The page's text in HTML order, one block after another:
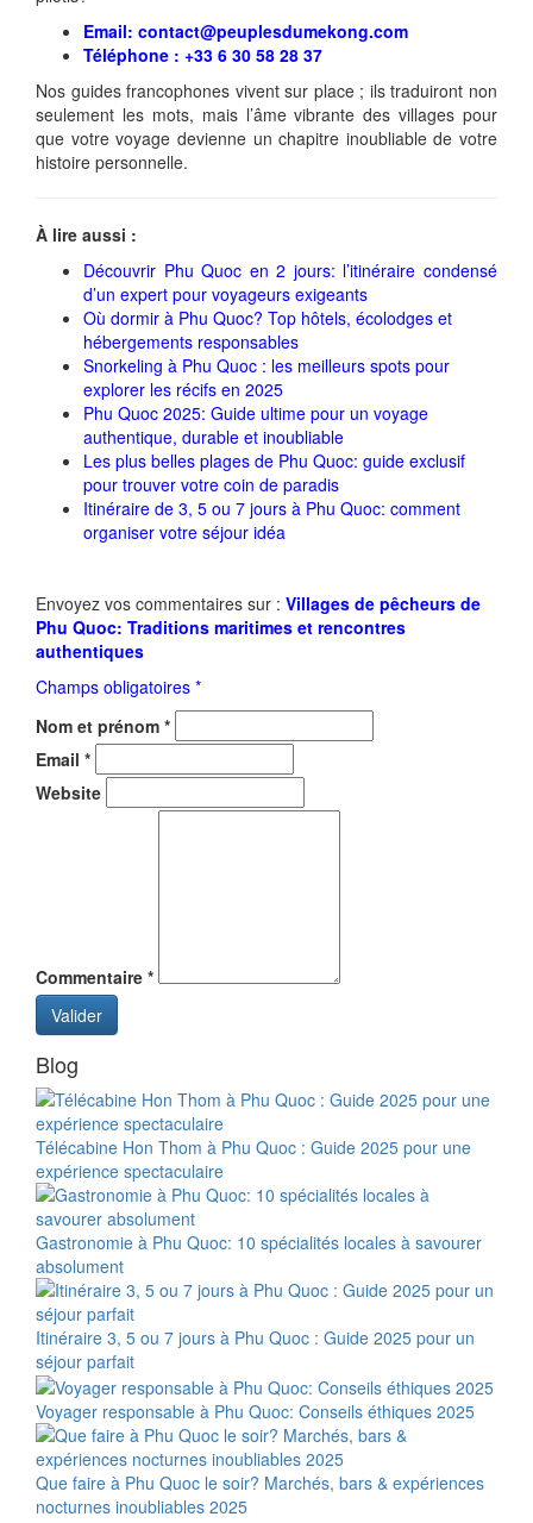
Email: contact@peuplesdumekong.com
Téléphone : +33 6 30 58 28 37
Nos guides francophones vivent sur place ; ils traduiront non
seulement les mots, mais l’âme vibrante des villages pour
que votre voyage devienne un chapitre inoubliable de votre
histoire personnelle.
À lire aussi :
Découvrir Phu Quoc en 2 jours: l’itinéraire condensé
d’un expert pour voyageurs exigeants
Où dormir à Phu Quoc? Top hôtels, écolodges et
hébergements responsables
Snorkeling à Phu Quoc : les meilleurs spots pour
explorer les récifs en 2025
Phu Quoc 2025: Guide ultime pour un voyage
authentique, durable et inoubliable
Les plus belles plages de Phu Quoc: guide exclusif
pour trouver votre coin de paradis
Itinéraire de 3, 5 ou 7 jours à Phu Quoc: comment
organiser votre séjour idéa
Envoyez vos commentaires sur : Villages de pêcheurs de
Phu Quoc: Traditions maritimes et rencontres
authentiques
Champs obligatoires *
Nom et prénom *
Email *
Website
Commentaire *
Valider
Blog
Télécabine Hon Thom à Phu Quoc : Guide 2025 pour une
expérience spectaculaire
Gastronomie à Phu Quoc: 10 spécialités locales à savourer
absolument
Itinéraire 3, 5 ou 7 jours à Phu Quoc : Guide 2025 pour un
séjour parfait
Voyager responsable à Phu Quoc: Conseils éthiques 2025
Que faire à Phu Quoc le soir? Marchés, bars & expériences
nocturnes inoubliables 2025